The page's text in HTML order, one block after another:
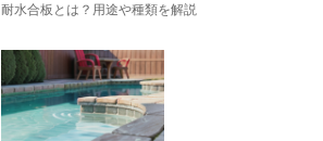
耐水合板とは？用途や種類を解説